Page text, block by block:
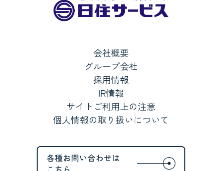
会社概要
グループ会社
採用情報
IR情報
サイトご利用上の注意
個人情報の取り扱いについて